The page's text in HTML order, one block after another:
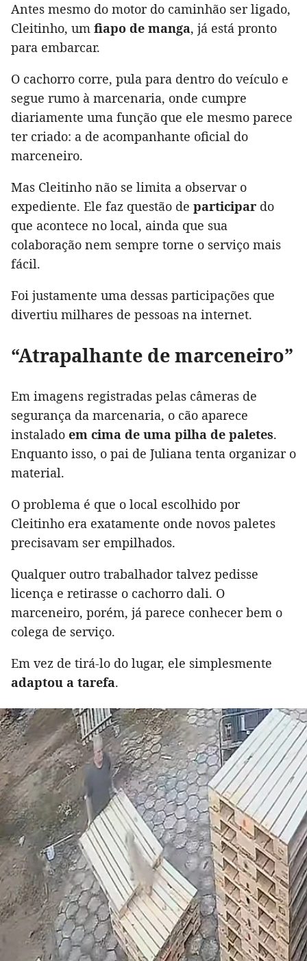
Antes mesmo do motor do caminhão ser ligado,
Cleitinho, um fiapo de manga, já está pronto
para embarcar.
O cachorro corre, pula para dentro do veículo e
segue rumo à marcenaria, onde cumpre
diariamente uma função que ele mesmo parece
ter criado: a de acompanhante oficial do
marceneiro.
Mas Cleitinho não se limita a observar o
expediente. Ele faz questão de participar do
que acontece no local, ainda que sua
colaboração nem sempre torne o serviço mais
fácil.
Foi justamente uma dessas participações que
divertiu milhares de pessoas na internet.
“Atrapalhante de marceneiro”
Em imagens registradas pelas câmeras de
segurança da marcenaria, o cão aparece
instalado em cima de uma pilha de paletes.
Enquanto isso, o pai de Juliana tenta organizar o
material.
O problema é que o local escolhido por
Cleitinho era exatamente onde novos paletes
precisavam ser empilhados.
Qualquer outro trabalhador talvez pedisse
licença e retirasse o cachorro dali. O
marceneiro, porém, já parece conhecer bem o
colega de serviço.
Em vez de tirá-lo do lugar, ele simplesmente
adaptou a tarefa.